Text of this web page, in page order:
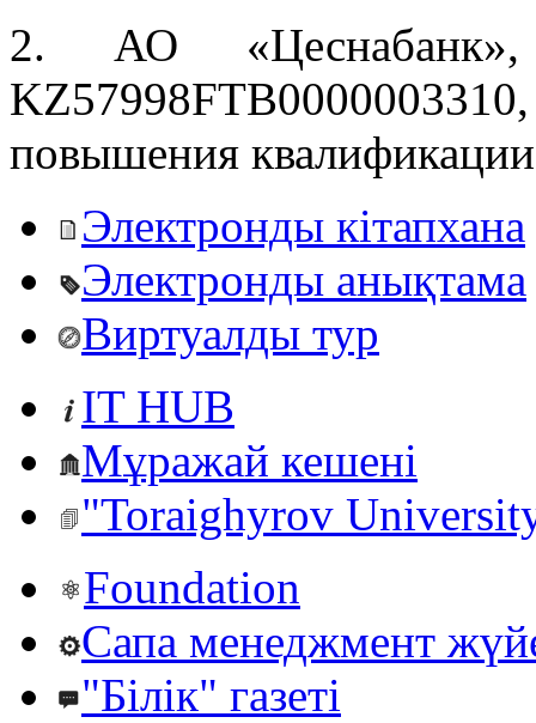
2. АО
повышения
Электронды кітапхана
Электронды анықтама
Виртуалды тур
IT HUB
Мұражай кешені
"Toraighyrov
Foundation
Сапа менеджмент
"Білік" газеті